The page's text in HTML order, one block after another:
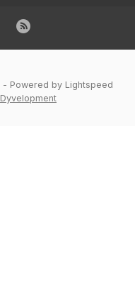
- Powered by Lightspeed
Dyvelopment